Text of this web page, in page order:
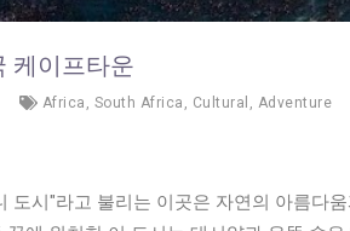
케이프타운
Africa South Africa Cultural Adventure
도시"라고 불리는 이곳은 자연의 아름다